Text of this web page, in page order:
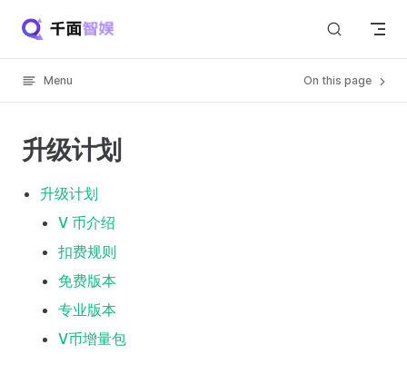
Skip to content
Menu On this page
升级计划
升级计划
V 币介绍
扣费规则
免费版本
专业版本
V币增量包